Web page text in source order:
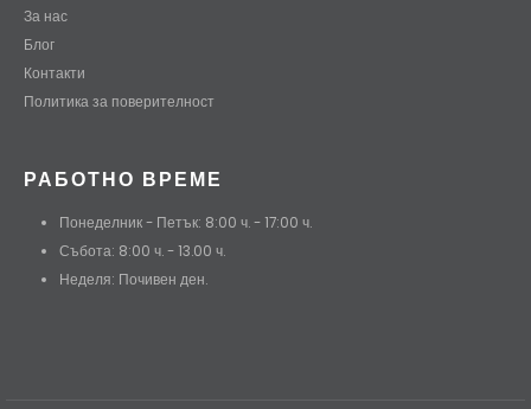
За нас
Блог
Контакти
Политика за поверителност
РАБОТНО ВРЕМЕ
Понеделник - Петък: 8:00 ч. - 17:00 ч.
Събота: 8:00 ч. - 13.00 ч.
Неделя: Почивен ден.